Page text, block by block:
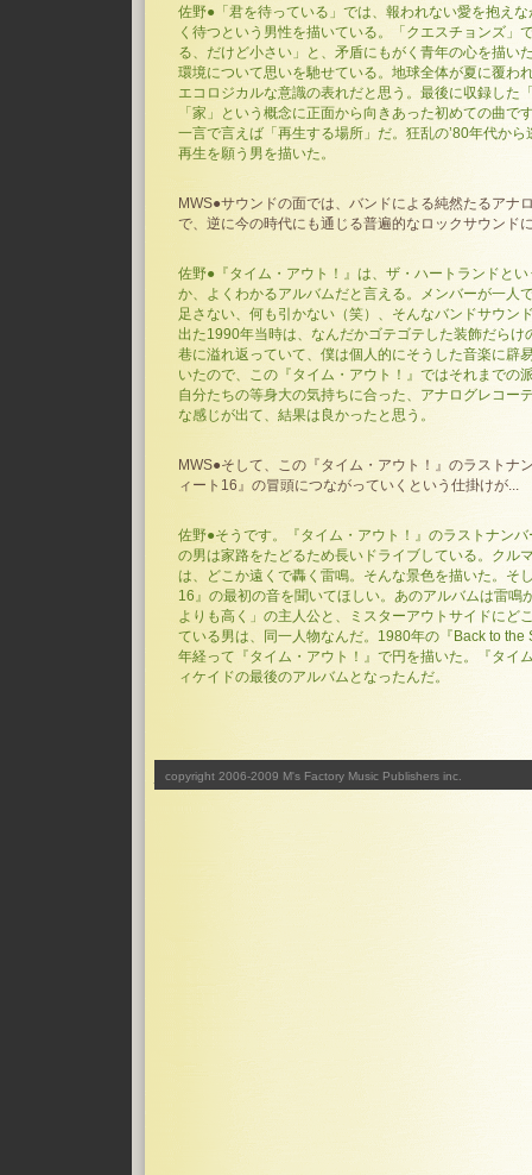
佐野●「君を待っている」では、報われない愛を抱え
く待つという男性を描いている。「クエスチョンズ」
る、だけど小さい」と、矛盾にもがく青年の心を描い
環境について思いを馳せている。地球全体が夏に覆わ
エコロジカルな意識の表れだと思う。最後に収録した
「家」という概念に正面から向きあった初めての曲で
一言で言えば「再生する場所」だ。狂乱の’80年代か
再生を願う男を描いた。
MWS●サウンドの面では、バンドによる純然たるアナ
で、逆に今の時代にも通じる普遍的なロックサウンド
佐野●『タイム・アウト！』は、ザ・ハートランドと
か、よくわかるアルバムだと言える。メンバーが一人
足さない、何も引かない（笑）、そんなバンドサウン
出た1990年当時は、なんだかゴテゴテした装飾だらけ
巷に溢れ返っていて、僕は個人的にそうした音楽に辟
いたので、この『タイム・アウト！』ではそれまでの
自分たちの等身大の気持ちに合った、アナログレコー
な感じが出て、結果は良かったと思う。
MWS●そして、この『タイム・アウト！』のラストナ
ィート16』の冒頭につながっていくという仕掛けが...
佐野●そうです。『タイム・アウト！』のラストナン
の男は家路をたどるため長いドライブしている。クル
は、どこか遠くで轟く雷鳴。そんな景色を描いた。そ
16』の最初の音を聞いてほしい。あのアルバムは雷鳴
よりも高く」の主人公と、ミスターアウトサイドにど
ている男は、同一人物なんだ。1980年の『Back to the
年経って『タイム・アウト！』で円を描いた。『タイ
ィケイドの最後のアルバムとなったんだ。
copyright 2006-2009 M's Factory Music Publishers inc.